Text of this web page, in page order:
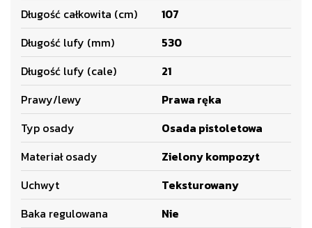
Długość całkowita (cm)
107
Długość lufy (mm)
530
Długość lufy (cale)
21
Prawy/lewy
Prawa ręka
Typ osady
Osada pistoletowa
Materiał osady
Zielony kompozyt
Uchwyt
Teksturowany
Baka regulowana
Nie